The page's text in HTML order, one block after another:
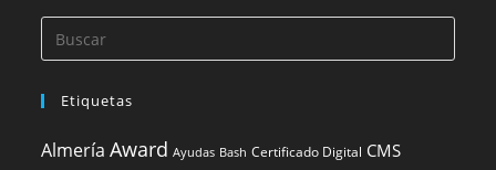
Etiquetas
Almería Award Ayudas Bash Certificado Digital CMS